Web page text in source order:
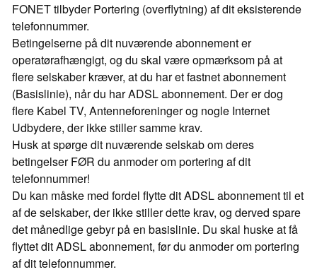
FONET tilbyder Portering (overflytning) af dit eksisterende
telefonnummer.
Betingelserne på dit nuværende abonnement er
operatørafhængigt, og du skal være opmærksom på at
flere selskaber kræver, at du har et fastnet abonnement
(Basislinie), når du har ADSL abonnement. Der er dog
flere Kabel TV, Antenneforeninger og nogle Internet
Udbydere, der ikke stiller samme krav.
Husk at spørge dit nuværende selskab om deres
betingelser FØR du anmoder om portering af dit
telefonnummer!
Du kan måske med fordel flytte dit ADSL abonnement til et
af de selskaber, der ikke stiller dette krav, og derved spare
det månedlige gebyr på en basislinie. Du skal huske at få
flyttet dit ADSL abonnement, før du anmoder om portering
af dit telefonnummer.